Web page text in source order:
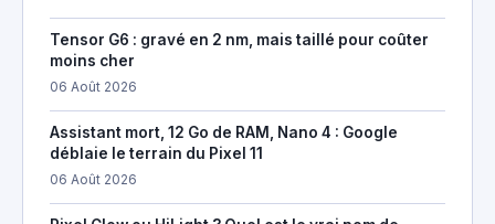
Tensor G6 : gravé en 2 nm, mais taillé pour coûter
moins cher
06 Août 2026
Assistant mort, 12 Go de RAM, Nano 4 : Google
déblaie le terrain du Pixel 11
06 Août 2026